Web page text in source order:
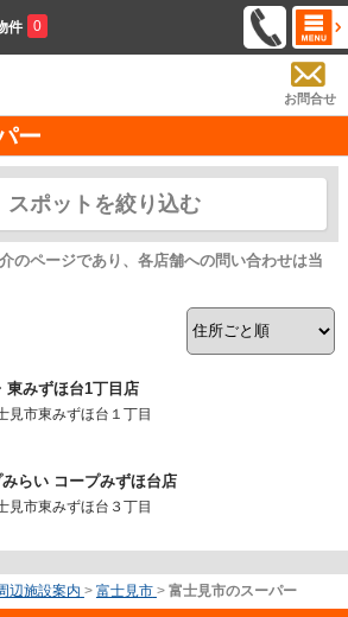
件 0
お問合せ
ー
スポットを絞り込む
のページであり、各店舗への問い合わせは当
東みずほ台1丁目店
見市東みずほ台１丁目
みらい コープみずほ台店
見市東みずほ台３丁目
辺施設案内 > 富士見市 > 富士見市のスーパー